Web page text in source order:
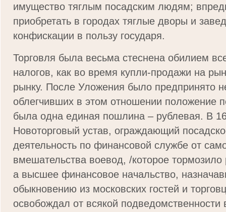
имущество тяглым посадским людям;
приобретать в городах тяглые дворы и
конфискации в пользу государя.
Торговля была весьма стеснена обилием
налогов, как во время купли-продажи на
рынку. После Уложения было предпринято
облегчивших в этом отношении положение
была одна единая пошлина – рублевая. В
Новоторговый устав, ограждающий
деятельность по финансовой службе от
вмешательства воевод, /которое тормозило
а высшее финансовое начальство,
обыкновению из московских гостей и
освобождал от всякой подведомственности